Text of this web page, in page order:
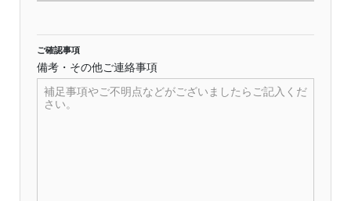
ご確認事項
備考・その他ご連絡事項